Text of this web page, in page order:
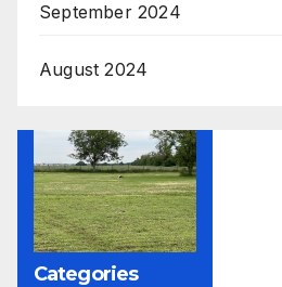
September 2024
August 2024
Categories